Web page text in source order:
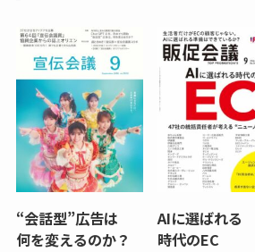
“会話型”広告は
何を変えるのか？
AIに選ばれる
時代のEC